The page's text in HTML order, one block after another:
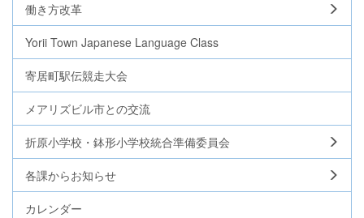
働き方改革
Yorii Town Japanese Language Class
寄居町駅伝競走大会
メアリズビル市との交流
折原小学校・鉢形小学校統合準備委員会
各課からお知らせ
カレンダー